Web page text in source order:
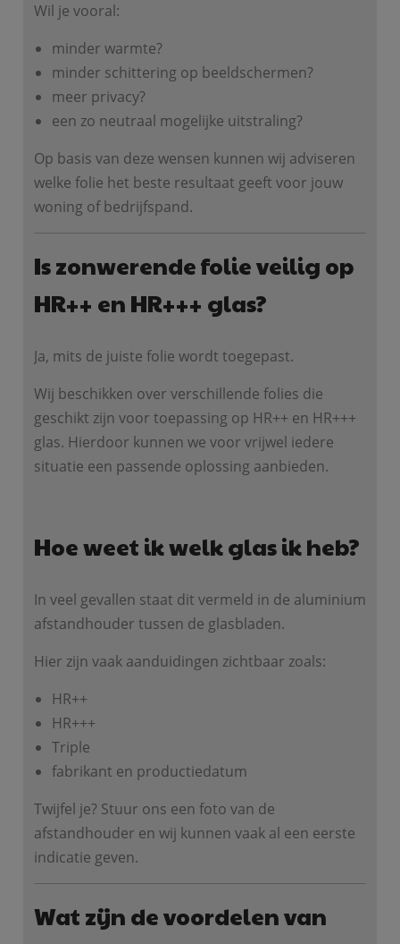
Wil je vooral:
minder warmte?
minder schittering op beeldschermen?
meer privacy?
een zo neutraal mogelijke uitstraling?
Op basis van deze wensen kunnen wij adviseren
welke folie het beste resultaat geeft voor jouw
woning of bedrijfspand.
Is zonwerende folie veilig op
HR++ en HR+++ glas?
Ja, mits de juiste folie wordt toegepast.
Wij beschikken over verschillende folies die
geschikt zijn voor toepassing op HR++ en HR+++
glas. Hierdoor kunnen we voor vrijwel iedere
situatie een passende oplossing aanbieden.
Hoe weet ik welk glas ik heb?
In veel gevallen staat dit vermeld in de aluminium
afstandhouder tussen de glasbladen.
Hier zijn vaak aanduidingen zichtbaar zoals:
HR++
HR+++
Triple
fabrikant en productiedatum
Twijfel je? Stuur ons een foto van de
afstandhouder en wij kunnen vaak al een eerste
indicatie geven.
Wat zijn de voordelen van